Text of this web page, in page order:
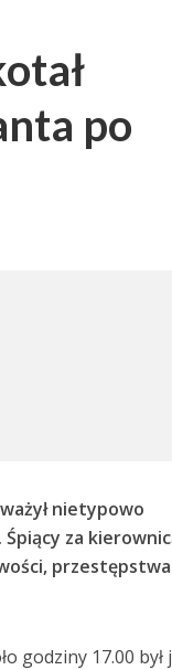
po
nietypowo
za
przestępstwa
godziny 17.00 był